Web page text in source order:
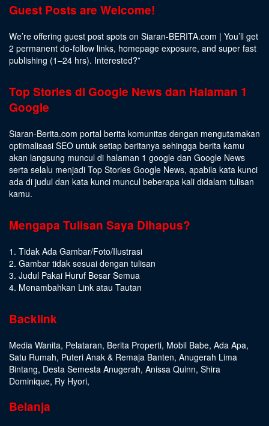
Guest Posts are Welcome!
We’re offering guest post spots on Siaran-BERITA.com | You’ll get
2 permanent do-follow links, homepage exposure, and super fast
publishing (1–24 hrs). Interested?”
Top Stories di Google News dan Halaman 1
Google
Siaran-Berita.com portal berita komunitas dengan mengutamakan
optimalisasi SEO untuk setiap beritanya sehingga berita kamu
akan langsung muncul di halaman 1 google dan Google News
serta selalu menjadi Top Stories Google News, apabila kata kunci
ada di judul dan kata kunci muncul beberapa kali didalam tulisan
kamu.
Mengapa Tulisan Saya Dihapus?
1. Tidak Ada Gambar/Foto/Ilustrasi
2. Gambar tidak sesuai dengan tulisan
3. Judul Pakai Huruf Besar Semua
4. Menambahkan Link atau Tautan
Backlink
Media Wanita, Pelataran, Berita Properti, Mobil Babe, Ada Apa,
Satu Rumah, Puteri Anak & Remaja Banten, Anugerah Lima
Bintang, Desta Semesta Anugerah, Anissa Quinn, Shira
Dominique, Ry Hyori,
Belanja